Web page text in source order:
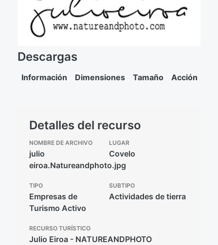
Descargas
Información Dimensiones Tamaño Acción
Detalles del recurso
NOMBRE DE ARCHIVO
julio
eiroa.Natureandphoto.jpg
LUGAR
Covelo
TIPO
Empresas de
Turismo Activo
SUBTIPO
Actividades de tierra
RECURSO TURÍSTICO
Julio Eiroa - NATUREANDPHOTO